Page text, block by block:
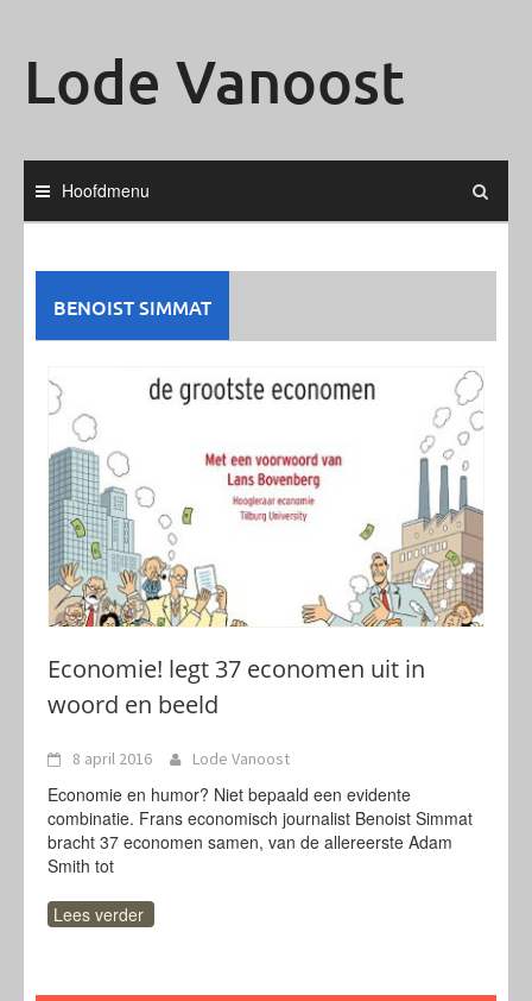
Lode Vanoost
Hoofdmenu
BENOIST SIMMAT
Economie! legt 37 economen uit in
woord en beeld
8 april 2016 Lode Vanoost
Economie en humor? Niet bepaald een evidente
combinatie. Frans economisch journalist Benoist Simmat
bracht 37 economen samen, van de allereerste Adam
Smith tot
Lees verder